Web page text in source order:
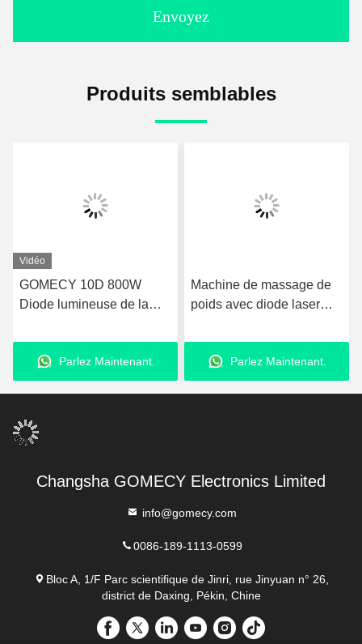
Envoyez
Produits semblables
Vidéo
GOMECY 10D 800W
Diode lumineuse de la
stimulation musculaire de
l'équipement pour la
beauté minceur non-
Parlez Maintenant.
Machine de massage de
poids avec diode laser
Parlez Maintenant.
Changsha GOMECY Electronics Limited
info@gomecy.com
0086-189-1113-0599
Bloc A, 1/F Parc scientifique de Jinri, rue Jinyuan n° 26,
district de Daxing, Pékin, Chine